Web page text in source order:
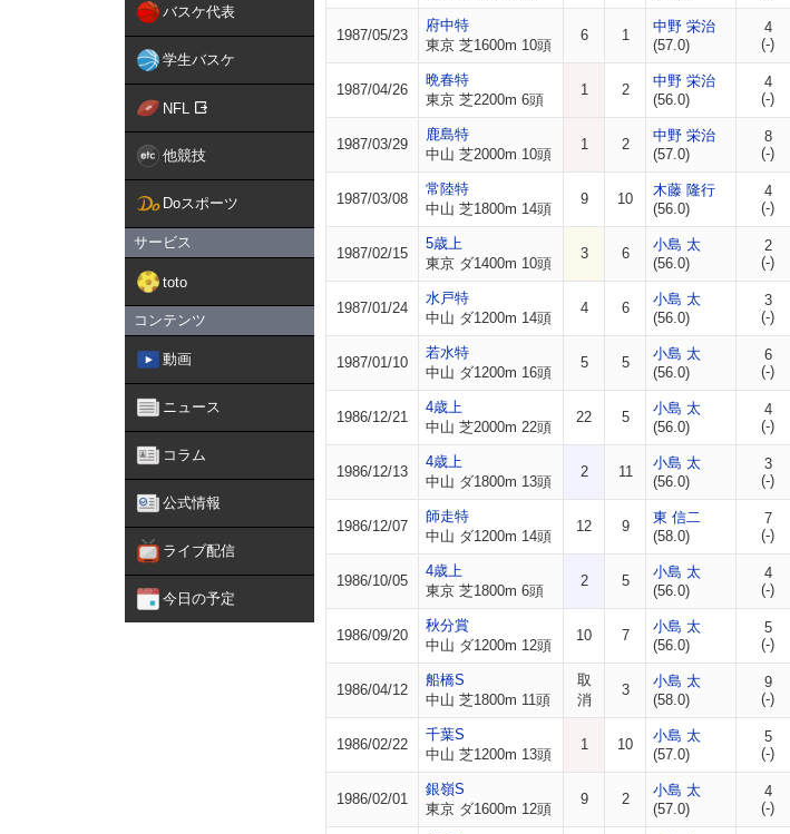
バスケ代表
学生バスケ
NFL
他競技
Doスポーツ
サービス
toto
コンテンツ
動画
ニュース
コラム
公式情報
ライブ配信
今日の予定
1987/05/23
府中特
東京 芝1600m 10頭
6 1
中野 栄治
(57.0)
4
(-)
1987/04/26
晩春特
東京 芝2200m 6頭
1 2
中野 栄治
(56.0)
4
(-)
1987/03/29
鹿島特
中山 芝2000m 10頭
1 2
中野 栄治
(57.0)
8
(-)
1987/03/08
常陸特
中山 芝1800m 14頭
9 10
木藤 隆行
(56.0)
4
(-)
1987/02/15
5歳上
東京 ダ1400m 10頭
3 6
小島 太
(56.0)
2
(-)
1987/01/24
水戸特
中山 ダ1200m 14頭
4 6
小島 太
(56.0)
3
(-)
1987/01/10
若水特
中山 ダ1200m 16頭
5 5
小島 太
(56.0)
6
(-)
1986/12/21
4歳上
中山 芝2000m 22頭
22 5
小島 太
(56.0)
4
(-)
1986/12/13
4歳上
中山 ダ1800m 13頭
2 11
小島 太
(56.0)
3
(-)
1986/12/07
師走特
中山 ダ1200m 14頭
12 9
東 信二
(58.0)
7
(-)
1986/10/05
4歳上
東京 芝1800m 6頭
2 5
小島 太
(56.0)
4
(-)
1986/09/20
秋分賞
中山 ダ1200m 12頭
10 7
小島 太
(56.0)
5
(-)
1986/04/12
船橋S
中山 芝1800m 11頭
取
消
3
小島 太
(58.0)
9
(-)
1986/02/22
千葉S
中山 芝1200m 13頭
1 10
小島 太
(57.0)
5
(-)
1986/02/01
銀嶺S
東京 ダ1600m 12頭
9 2
小島 太
(57.0)
4
(-)